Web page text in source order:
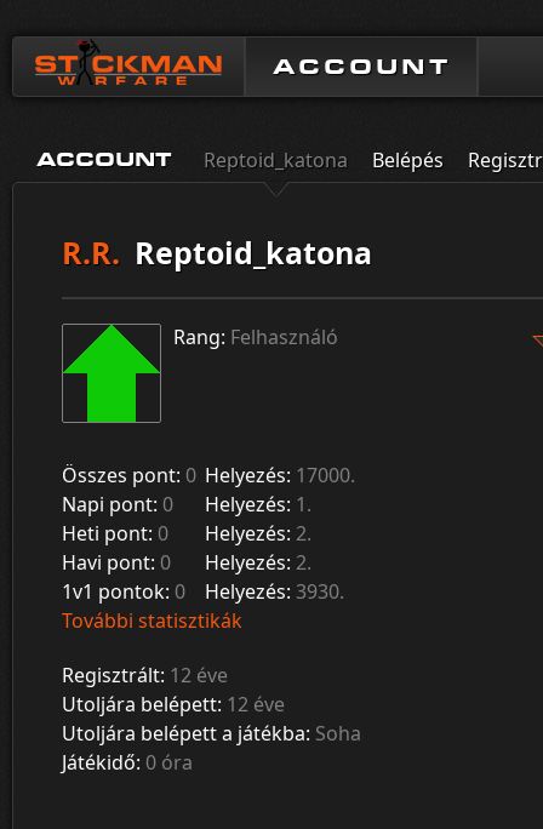
ACCOUNT
ACCOUNT Reptoid_katona Belépés
R.R. Reptoid_katona
Rang: Felhasználó
Összes pont: 0 Helyezés: 17000.
Napi pont: 0 Helyezés: 1.
Heti pont: 0 Helyezés: 2.
Havi pont: 0 Helyezés: 2.
1v1 pontok: 0 Helyezés: 3930.
További statisztikák
Regisztrált: 12 éve
Utoljára belépett: 12 éve
Utoljára belépett a játékba: Soha
Játékidő: 0 óra